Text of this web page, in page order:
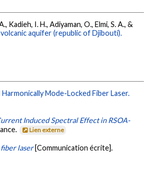
Kadieh, I. H., Adiyaman, O., Elmi, S. A., &
aquifer (republic of Djibouti).
Mode-Locked Fiber Laser.
Induced Spectral Effect in RSOA-
Lien externe
laser [Communication écrite].